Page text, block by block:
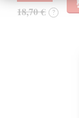
18,70 € ?